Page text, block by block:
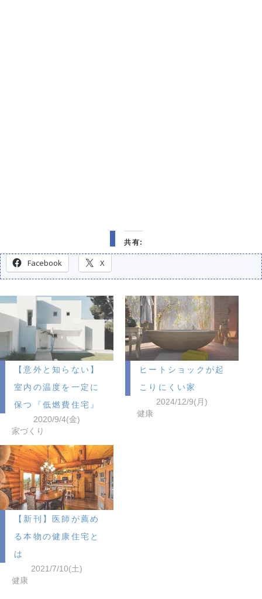
共有:
Facebook X
【意外と知らない】
室内の温度を一定に
保つ『低燃費住宅』
2020/9/4(金)
家づくり
ヒートショックが起
こりにくい家
2024/12/9(月)
健康
【新刊】医師が薦め
る本物の健康住宅と
は
2021/7/10(土)
健康